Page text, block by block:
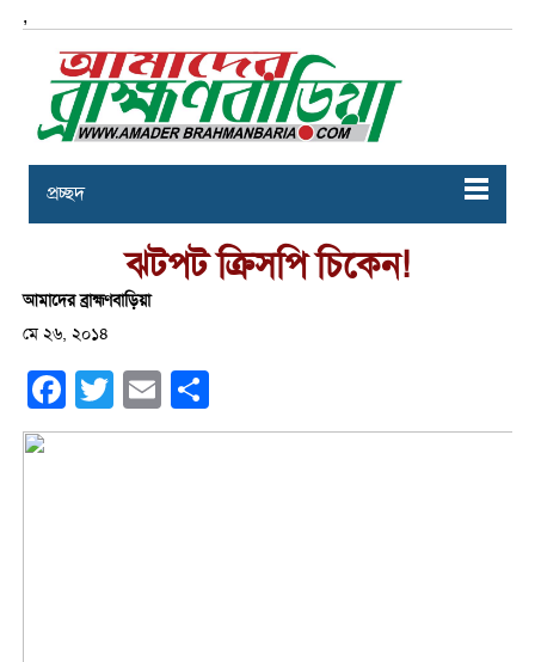
,
প্রচ্ছদ
ঝটপট ক্রিসপি চিকেন!
আমাদের ব্রাহ্মণবাড়িয়া
মে ২৬, ২০১৪
Facebook
Twitter Email